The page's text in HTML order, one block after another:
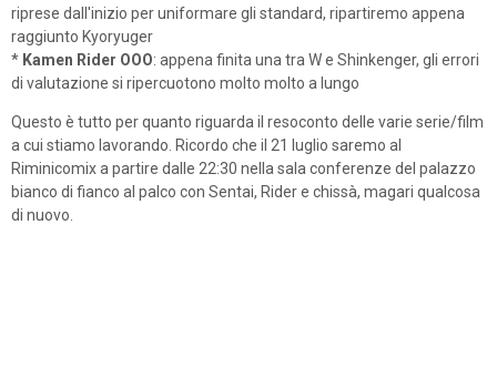
riprese dall'inizio per uniformare gli standard, ripartiremo appena
raggiunto Kyoryuger
* Kamen Rider OOO: appena finita una tra W e Shinkenger, gli errori
di valutazione si ripercuotono molto molto a lungo
Questo è tutto per quanto riguarda il resoconto delle varie serie/film
a cui stiamo lavorando. Ricordo che il 21 luglio saremo al
Riminicomix a partire dalle 22:30 nella sala conferenze del palazzo
bianco di fianco al palco con Sentai, Rider e chissà, magari qualcosa
di nuovo.